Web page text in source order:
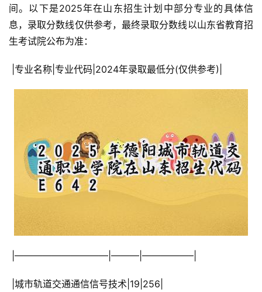
间。以下是2025年在山东招生计划中部分专业的具体信
息，录取分数线仅供参考，最终录取分数线以山东省教育招
生考试院公布为准：
|专业名称|专业代码|2024年录取最低分(仅供参考)|
|——————————|———|—————–|
|城市轨道交通通信信号技术|19|256|